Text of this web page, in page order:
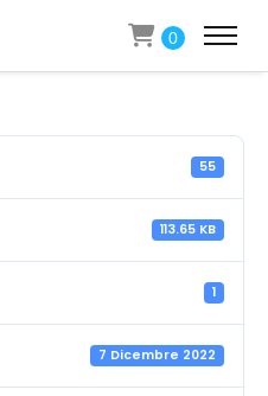
0
55
113.65 KB
1
7 Dicembre 2022